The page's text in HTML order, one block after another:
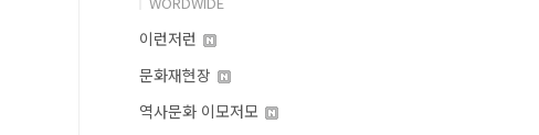
이런저런
문화재현장
역사문화 이모저모